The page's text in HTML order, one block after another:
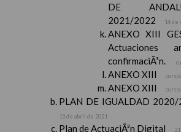
DE
2021/2022
14 de
ANEXO XIII
Actuaciones
confirmaciÃ³n.
ANEXO XIII
ANEXO XIII
PLAN DE IGUALDAD 2020/
13 de abril de 2021
Plan de ActuaciÃ³n Digital